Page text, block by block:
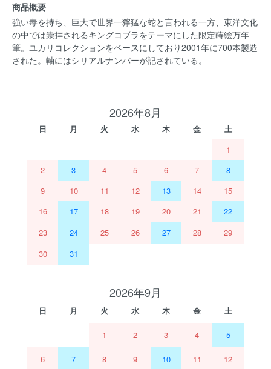
商品概要
強い毒を持ち、巨大で世界一獰猛な蛇と言われる一方、東洋文化
の中では崇拝されるキングコブラをテーマにした限定蒔絵万年
筆。ユカリコレクションをベースにしており2001年に700本製造
された。軸にはシリアルナンバーが記されている。
2026年8月
日 月 火 水 木 金
土
1
2
3 4 5 6 7
8
9
10 11 12 13 14
15
16
17 18 19 20 21
22
23
24 25 26 27 28
29
30
31
2026年9月
日 月 火 水 木 金 土
1 2 3 4 5
6 7 8 9 10 11 12